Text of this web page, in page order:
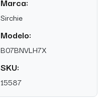
Sirchie
Modelo:
B07BNVLH7X
SKU:
15587